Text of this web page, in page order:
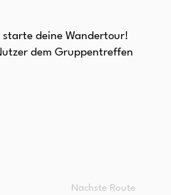
deine Wandertour!
dem Gruppentreffen
Nächste Route